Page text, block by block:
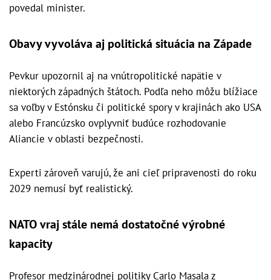
povedal minister.
Obavy vyvoláva aj politická situácia na Západe
Pevkur upozornil aj na vnútropolitické napätie v
niektorých západných štátoch. Podľa neho môžu blížiace
sa voľby v Estónsku či politické spory v krajinách ako USA
alebo Francúzsko ovplyvniť budúce rozhodovanie
Aliancie v oblasti bezpečnosti.
Experti zároveň varujú, že ani cieľ pripravenosti do roku
2029 nemusí byť realistický.
NATO vraj stále nemá dostatočné výrobné
kapacity
Profesor medzinárodnej politiky Carlo Masala z